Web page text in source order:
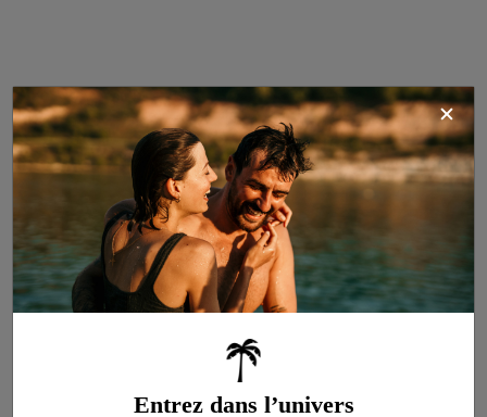
Cottage Bergame
CONFORT
25m²
2 chambres
1 salle d’eau
Télévision
Lave-vaisselle
Accès Wifi
Entrez dans l’univers